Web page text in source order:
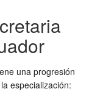
una progresión
especialización: